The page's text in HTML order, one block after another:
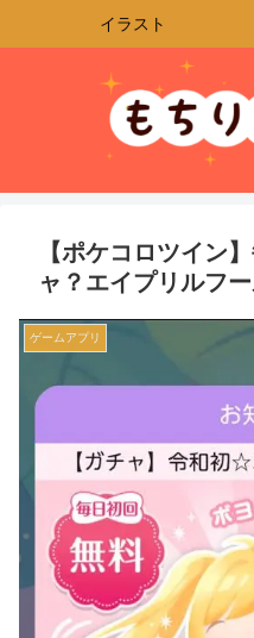
イラスト
【ポケコロツイン
ャ？エイプリルフ
ゲームアプリ